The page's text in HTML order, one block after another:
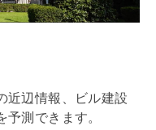
近辺情報、ビル建設
測できます。